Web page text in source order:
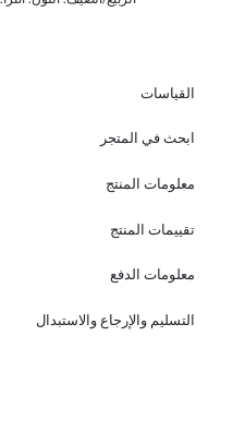
القياسات
ابحث في المتجر
معلومات المنتج
تقييمات المنتج
معلومات الدفع
التسليم والإرجاع والاستبدال